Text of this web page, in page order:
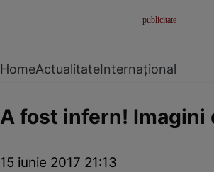
HomeActualitateInternațional
A fost infern!
15 iunie 2017 21:13